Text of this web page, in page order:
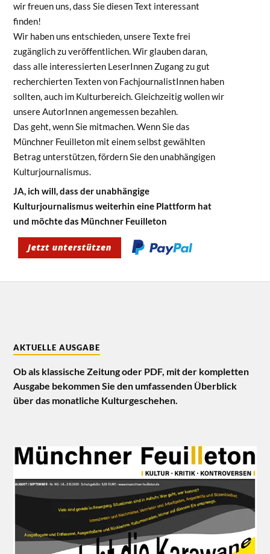
wir freuen uns, dass Sie diesen Text interessant
finden!
Wir haben uns entschieden, unsere Texte frei
zugänglich zu veröffentlichen. Wir glauben daran,
dass alle interessierten LeserInnen Zugang zu gut
recherchierten Texten von FachjournalistInnen haben
sollten, auch im Kulturbereich. Gleichzeitig wollen wir
unsere AutorInnen angemessen bezahlen.
Das geht, wenn Sie mitmachen. Wenn Sie das
Münchner Feuilleton mit einem selbst gewählten
Betrag unterstützen, fördern Sie den unabhängigen
Kulturjournalismus.
JA, ich will, dass der unabhängige
Kulturjournalismus weiterhin eine Plattform hat
und möchte das Münchner Feuilleton
AKTUELLE AUSGABE
Ob als klassische Zeitung oder PDF, mit der kompletten
Ausgabe bekommen Sie den umfassenden Überblick
über das monatliche Kulturgeschehen.